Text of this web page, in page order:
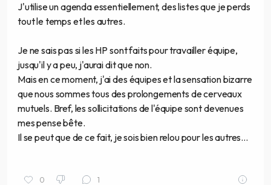
J'utilise un agenda essentiellement, des listes que je perds
tout le temps et les autres.
Je ne sais pas si les HP sont faits pour travailler équipe,
jusqu'il y a peu, j'aurai dit que non.
Mais en ce moment, j'ai des équipes et la sensation bizarre
que nous sommes tous des prolongements de cerveaux
mutuels. Bref, les sollicitations de l'équipe sont devenues
mes pense bête.
Il se peut que de ce fait, je sois bien relou pour les autres...
0 1